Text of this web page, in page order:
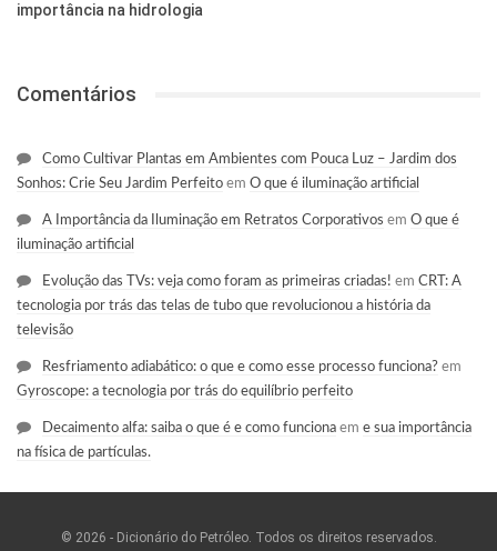
importância na hidrologia
Comentários
Como Cultivar Plantas em Ambientes com Pouca Luz – Jardim dos
Sonhos: Crie Seu Jardim Perfeito em O que é iluminação artificial
A Importância da Iluminação em Retratos Corporativos em O que é
iluminação artificial
Evolução das TVs: veja como foram as primeiras criadas! em CRT: A
tecnologia por trás das telas de tubo que revolucionou a história da
televisão
Resfriamento adiabático: o que e como esse processo funciona? em
Gyroscope: a tecnologia por trás do equilíbrio perfeito
Decaimento alfa: saiba o que é e como funciona em e sua importância
na física de partículas.
© 2026 - Dicionário do Petróleo. Todos os direitos reservados.